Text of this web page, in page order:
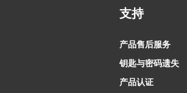
支持
产品售后服务
钥匙与密码遗失
产品认证